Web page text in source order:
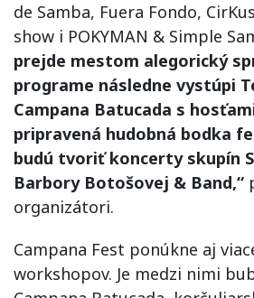
de Samba, Fuera Fondo,
show i POKYMAN & Simple
prejde mestom alegorický
programe následne vystúpi
Campana Batucada s
pripravená hudobná bodka
budú tvoriť koncerty skupín
Barbory Botošovej & Band,“
organizátori.
Campana Fest ponúkne aj
workshopov. Je medzi nimi